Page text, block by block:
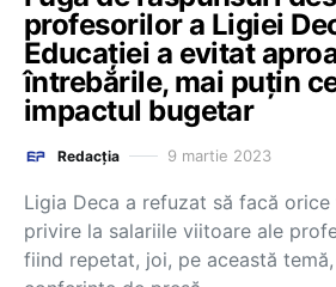
profesorilor a Ligiei
Educației a evitat
întrebările, mai puțin
impactul bugetar
Redacția 9 martie 2023
Ligia Deca a refuzat să facă
privire la salariile viitoare ale
fiind repetat, joi, pe această